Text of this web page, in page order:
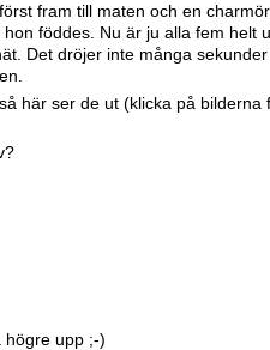
fram till maten och en
föddes. Nu är ju alla fem helt
Det dröjer inte många
här ser de ut (klicka på bilderna
högre upp ;-)